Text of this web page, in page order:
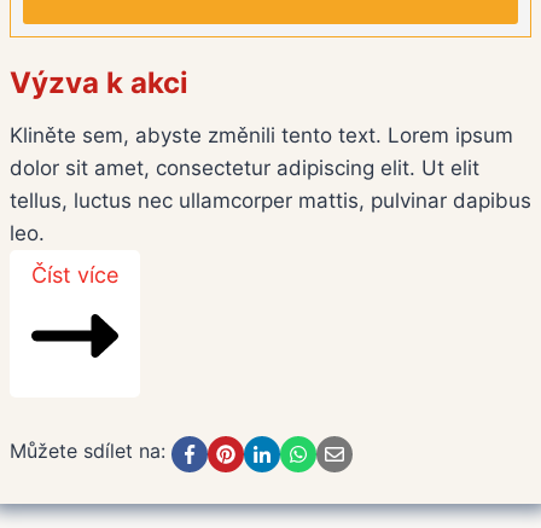
Výzva k akci
Kliněte sem, abyste změnili tento text. Lorem ipsum
dolor sit amet, consectetur adipiscing elit. Ut elit
tellus, luctus nec ullamcorper mattis, pulvinar dapibus
leo.
Číst více
Můžete sdílet na: